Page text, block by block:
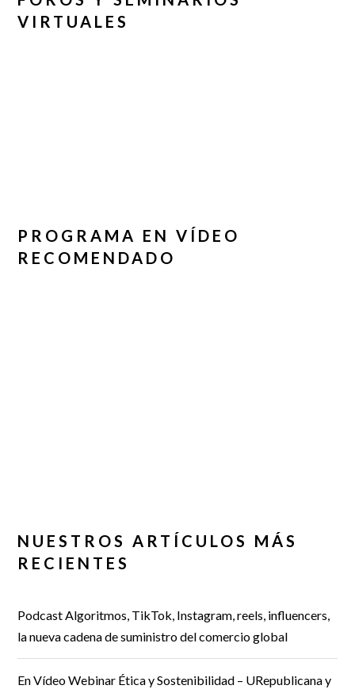
VIRTUALES
PROGRAMA EN VÍDEO
RECOMENDADO
NUESTROS ARTÍCULOS MÁS
RECIENTES
Podcast Algoritmos, TikTok, Instagram, reels, influencers,
la nueva cadena de suministro del comercio global
En Vídeo Webinar Ética y Sostenibilidad – URepublicana y